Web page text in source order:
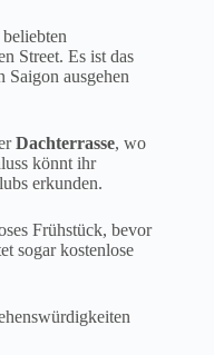
Street. Es ist das
ausgehen
Dachterrasse, wo
könnt ihr
erkunden.
Frühstück, bevor
sogar kostenlose